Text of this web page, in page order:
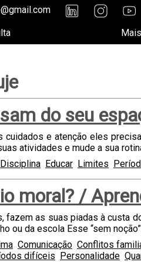
do seu
e atenção eles
atividades e mude a sua
Disciplina Educar Limites
moral? /
fazem as suas piadas à custa
ou da escola Esse “sem
Comunicação Conflitos
difíceis Personalidade